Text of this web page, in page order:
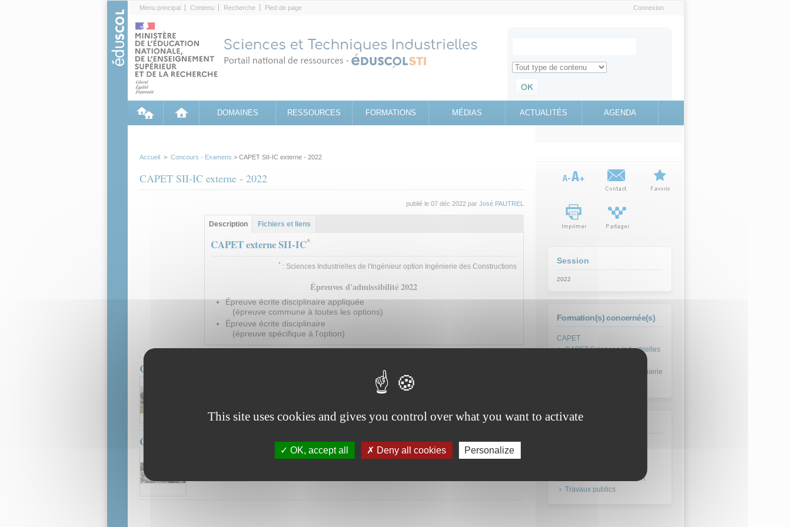
Menu principal Contenu Recherche Pied de page Connexion
Search for
Retrouvez toute l'information sur le site education.gouv.fr
DOMAINES RESSOURCES FORMATIONS MÉDIAS ACTUALITÉS AGENDA
Accueil > Concours - Examens > CAPET SII-IC externe - 2022
CAPET SII-IC externe - 2022
publié le 07 déc 2022 par José PAUTREL
Groupe principal
Description (onglet
actif)
Fichiers et liens
CAPET externe SII-IC*
* : Sciences Industrielles de l'Ingénieur option Ingénierie des Constructions
Épreuves d'admissibilité 2022
Épreuve écrite disciplinaire appliquée
(épreuve commune à toutes les options)
Épreuve écrite disciplinaire
(épreuve spécifique à l'option)
CAPET Externe - SII - 2022 - Épreuve écrite disciplinaire appliquée
Toutes options. Support de l'épreuve : Banc d’essais à rouleaux
CAPET SII-IC externe - Épreuve écrite disciplinaire
CAPET SII-IC externe épreuve spécifique à l'option : Ingénierie des
Session
2022
Formation(s) concernée(s)
CAPET Sciences Industrielles
CAPET SII option ingénierie
Environnement et confort
Travaux publics
This site uses cookies and gives you control over what you want to activate
OK, accept all Deny all cookies Personalize